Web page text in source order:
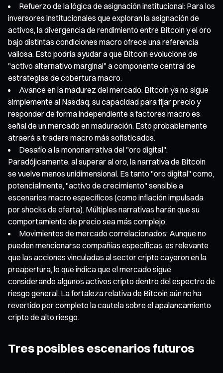
Refuerzo de la lógica de asignación institucional: Para los
inversores institucionales que exploran la asignación de
activos, la divergencia de rendimiento entre Bitcoin y el oro
bajo distintas condiciones macro ofrece una referencia
valiosa. Esto podría ayudar a que Bitcoin evolucione de
"activo alternativo marginal" a componente central de
estrategias de cobertura macro.
Avance en la madurez del mercado: Bitcoin ya no sigue
simplemente al Nasdaq; su capacidad para fijar precio y
responder de forma independiente a factores macro es
señal de un mercado en maduración. Esto probablemente
atraerá a traders macro más sofisticados.
Desafío a la mononarrativa del "oro digital":
Paradójicamente, al superar al oro, la narrativa de Bitcoin
se vuelve menos unidimensional. Es tanto "oro digital" como,
potencialmente, "activo de crecimiento" sensible a
escenarios macro específicos (como inflación impulsada
por shocks de oferta). Múltiples narrativas harán que su
comportamiento de precio sea más complejo.
Movimientos de mercado correlacionados: Aunque no
pueden mencionarse compañías específicas, es relevante
que las acciones vinculadas al sector cripto cayeron en la
preapertura, lo que indica que el mercado sigue
considerando algunos activos cripto dentro del espectro de
riesgo general. La fortaleza relativa de Bitcoin aún no ha
revertido por completo la cautela sobre el apalancamiento
cripto de alto riesgo.
Tres posibles escenarios futuros